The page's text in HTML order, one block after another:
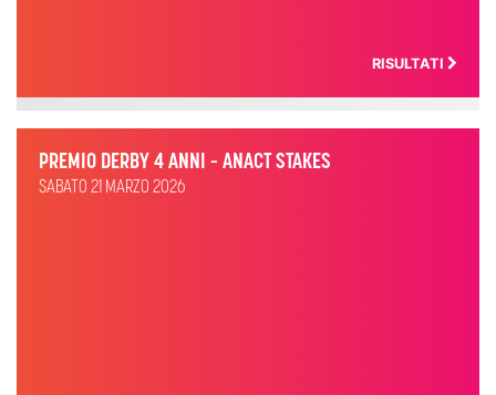
RISULTATI
PREMIO DERBY 4 ANNI – ANACT STAKES
SABATO 21 MARZO 2026